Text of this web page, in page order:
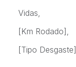
Vidas,
[Km Rodado],
[Tipo Desgaste],